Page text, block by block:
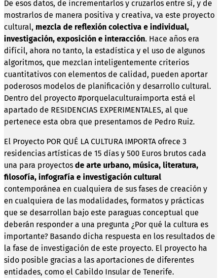
De esos datos, de incrementarlos y cruzarlos entre sí, y de
mostrarlos de manera positiva y creativa, va este proyecto
cultural, mezcla de reflexión colectiva e individual,
investigación, exposición e interacción. Hace años era
difícil, ahora no tanto, la estadística y el uso de algunos
algoritmos, que mezclan inteligentemente criterios
cuantitativos con elementos de calidad, pueden aportar
poderosos modelos de planificación y desarrollo cultural.
Dentro del proyecto #porquelaculturaimporta está el
apartado de RESIDENCIAS EXPERIMENTALES, al que
pertenece esta obra que presentamos de Pedro Ruiz.
El Proyecto POR QUÉ LA CULTURA IMPORTA ofrece 3
residencias artísticas de 15 días y 500 Euros brutos cada
una para proyectos de arte urbano, música, literatura,
filosofía, infografía e investigación cultural
contemporánea en cualquiera de sus fases de creación y
en cualquiera de las modalidades, formatos y prácticas
que se desarrollan bajo este paraguas conceptual que
deberán responder a una pregunta ¿Por qué la cultura es
importante? Basando dicha respuesta en los resultados de
la fase de investigación de este proyecto. El proyecto ha
sido posible gracias a las aportaciones de diferentes
entidades, como el Cabildo Insular de Tenerife.